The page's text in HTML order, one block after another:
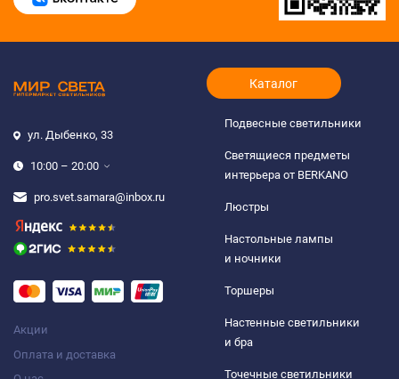
ул. Дыбенко, 33
10:00 – 20:00
pro.svet.samara@inbox.ru
Акции
Оплата и доставка
Каталог
Подвесные светильники
Светящиеся предметы
интерьера от BERKANO
Люстры
Настольные лампы
и ночники
Торшеры
Настенные светильники
и бра
Точечные светильники